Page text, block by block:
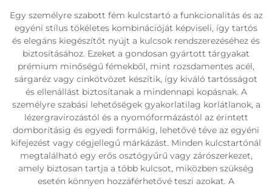
Egy személyre szabott fém kulcstartó a funkcionalitás és az
egyéni stílus tökéletes kombinációját képviseli, így tartós
és elegáns kiegészítőt nyújt a kulcsok rendszerezéséhez és
biztosításához. Ezeket a gondosan gyártott tárgyakat
prémium minőségű fémekből, mint rozsdamentes acél,
sárgaréz vagy cinkötvözet készítik, így kiváló tartósságot
és ellenállást biztosítanak a mindennapi kopásnak. A
személyre szabási lehetőségek gyakorlatilag korlátlanok, a
lézergravírozástól és a nyomóformázástól az érintett
domborításig és egyedi formákig, lehetővé téve az egyéni
kifejezést vagy cégjellegű márkázást. Minden kulcstartónál
megtalálható egy erős osztógyűrű vagy zárószerkezet,
amely biztosan tartja a több kulcsot, miközben szükség
esetén könnyen hozzáférhetővé teszi azokat. A